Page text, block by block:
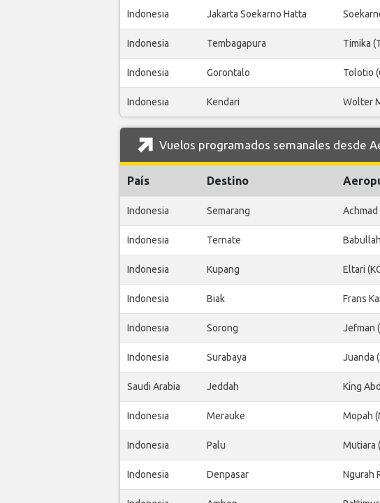
Indonesia Jakarta Soekarno Hatta
Indonesia Tembagapura Timika
Indonesia Gorontalo Tolotio
Indonesia Kendari Wolter
Vuelos programados semanales desde
País Destino
Indonesia Semarang Achmad
Indonesia Ternate
Indonesia Kupang Eltari
Indonesia Biak Frans
Indonesia Sorong Jefman
Indonesia Surabaya Juanda
Saudi Arabia Jeddah King
Indonesia Merauke Mopah
Indonesia Palu Mutiara
Indonesia Denpasar Ngurah